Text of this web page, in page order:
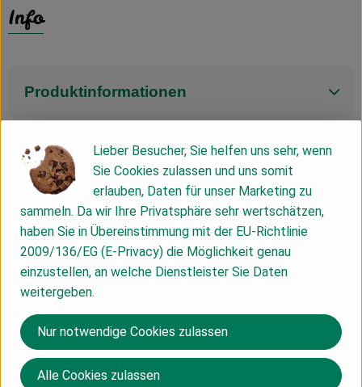
Info
Produktinformationen
Zutaten
Nährwert-Info
Produktdatenblatt
Herkunft
Lieber Besucher, Sie helfen uns sehr, wenn
Sie Cookies zulassen und uns somit
erlauben, Daten für unser Marketing zu
sammeln. Da wir Ihre Privatsphäre sehr wertschätzen,
haben Sie in Übereinstimmung mit der EU-Richtlinie
2009/136/EG (E-Privacy) die Möglichkeit genau
einzustellen, an welche Dienstleister Sie Daten
weitergeben.
Nur notwendige Cookies zulassen
Alle Cookies zulassen